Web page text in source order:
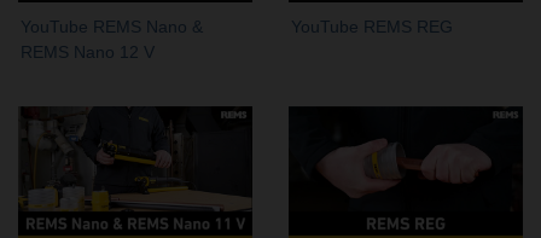
YouTube REMS Nano &
REMS Nano 12 V
YouTube REMS REG